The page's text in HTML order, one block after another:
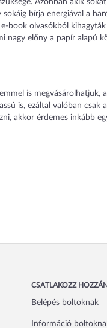
Azonban akik
bírja energiával a
book olvasókból kihagyták
nagy előny a papír alapú
is megvásárolhatjuk,
is, ezáltal valóban csak
akkor érdemes inkább
CSATLAKOZZ
Belépés boltoknak
Információ